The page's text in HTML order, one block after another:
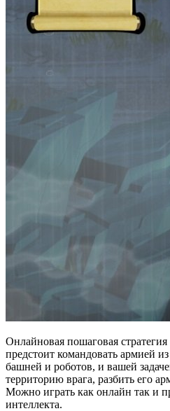
Онлайновая пошаговая
предстоит командовать армией
башней и роботов, и вашей
территорию врага, разбить его
Можно играть как онлайн так и
интеллекта.